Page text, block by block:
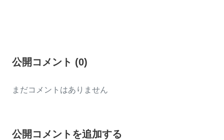
公開コメント (0)
まだコメントはありません
公開コメントを追加する